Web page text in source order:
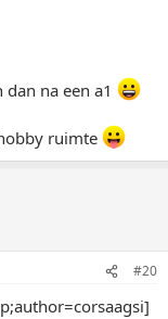
na een a1
ruimte
#20